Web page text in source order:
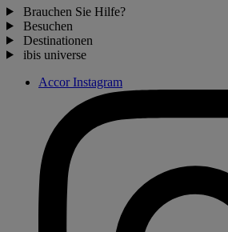
Brauchen Sie Hilfe?
Besuchen
Destinationen
ibis universe
Accor Instagram